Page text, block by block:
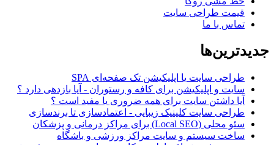
قیمت طراحی سایت
تماس با ما
جدیدترین‌ها
طراحی سایت یا اپلیکیشن تک صفحه‌ای SPA
سایت و اپلیکیشن برای کافه و رستوران - آیا بازدهی دارد ؟
آیا داشتن سایت برای همه ضروری یا مفید است ؟
طراحی سایت کلینیک زیبایی - اعتمادسازی تا برندسازی
سئو محلی (Local SEO) برای مراکز درمانی و پزشکان
ساخت سیستم و سایت مراکز ورزشی و باشگاه